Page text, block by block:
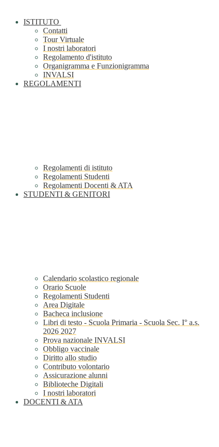
ISTITUTO
Contatti
Tour Virtuale
I nostri laboratori
Regolamento d'istituto
Organigramma e Funzionigramma
INVALSI
REGOLAMENTI
Regolamenti di istituto
Regolamenti Studenti
Regolamenti Docenti & ATA
STUDENTI & GENITORI
Calendario scolastico regionale
Orario Scuole
Regolamenti Studenti
Area Digitale
Bacheca inclusione
Libri di testo - Scuola Primaria - Scuola Sec. I° a.s.
2026 2027
Prova nazionale INVALSI
Obbligo vaccinale
Diritto allo studio
Contributo volontario
Assicurazione alunni
Biblioteche Digitali
I nostri laboratori
DOCENTI & ATA